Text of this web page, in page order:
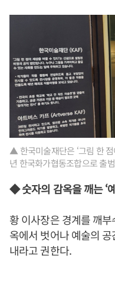
▲ 한국미술재단은 ‘그림 한
년 한국화가협동조합으로 출
◆ 숫자의 감옥을 깨는 ‘
황 이사장은 경계를 깨
옥에서 벗어나 예술의
내라고 권한다.